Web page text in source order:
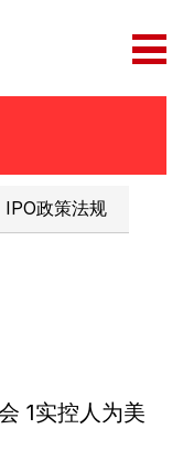
IPO政策法规
1实控人为美